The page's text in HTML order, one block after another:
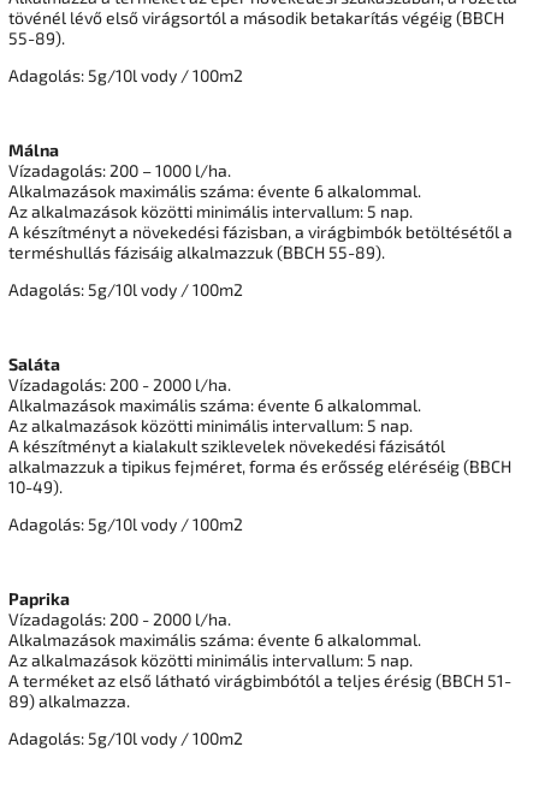
tövénél lévő első virágsortól a második betakarítás végéig (BBCH
55-89).
Adagolás: 5g/10l vody / 100m2
Málna
Vízadagolás: 200 – 1000 l/ha.
Alkalmazások maximális száma: évente 6 alkalommal.
Az alkalmazások közötti minimális intervallum: 5 nap.
A készítményt a növekedési fázisban, a virágbimbók betöltésétől a
terméshullás fázisáig alkalmazzuk (BBCH 55-89).
Adagolás: 5g/10l vody / 100m2
Saláta
Vízadagolás: 200 - 2000 l/ha.
Alkalmazások maximális száma: évente 6 alkalommal.
Az alkalmazások közötti minimális intervallum: 5 nap.
A készítményt a kialakult sziklevelek növekedési fázisától
alkalmazzuk a tipikus fejméret, forma és erősség eléréséig (BBCH
10-49).
Adagolás: 5g/10l vody / 100m2
Paprika
Vízadagolás: 200 - 2000 l/ha.
Alkalmazások maximális száma: évente 6 alkalommal.
Az alkalmazások közötti minimális intervallum: 5 nap.
A terméket az első látható virágbimbótól a teljes érésig (BBCH 51-
89) alkalmazza.
Adagolás: 5g/10l vody / 100m2